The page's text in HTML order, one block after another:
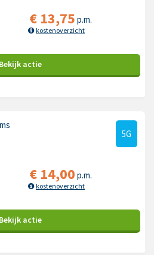
€ 13,75 p.m.
kostenoverzicht
Bekijk actie
5G
€ 14,00 p.m.
kostenoverzicht
Bekijk actie